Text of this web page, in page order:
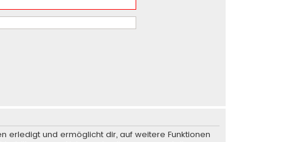
erledigt und ermöglicht dir, auf weitere Funktionen